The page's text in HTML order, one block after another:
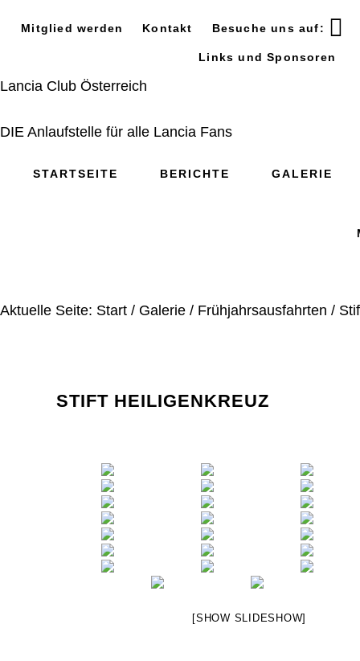
Hauptnavigation
Inhalt
Seitenspalte
Mitglied werden Kontakt Besuche uns auf:
Links und Sponsoren
Lancia Club Österreich
DIE Anlaufstelle für alle Lancia Fans
STARTSEITE BERICHTE GALERIE
Aktuelle Seite: Start / Galerie / Frühjahrsausfahrten /
STIFT HEILIGENKREUZ
[SHOW SLIDESHOW]